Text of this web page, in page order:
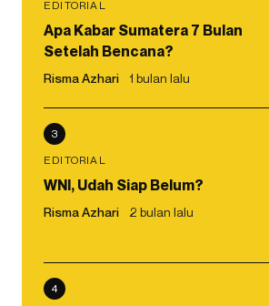
EDITORIAL
Apa Kabar Sumatera 7 Bulan
Setelah Bencana?
Risma Azhari 1 bulan lalu
3
EDITORIAL
WNI, Udah Siap Belum?
Risma Azhari 2 bulan lalu
4